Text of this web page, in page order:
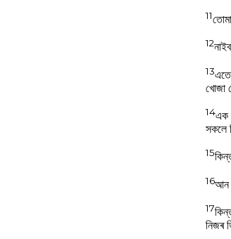
11
12
13
খোজা
14এক
সকলে
15
16আন
17
নিজৰ